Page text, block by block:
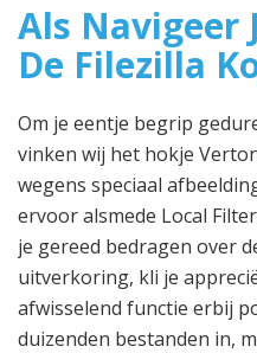
Als Navigeer
De Filezilla
Om je eentje begrip
vinken wij het hokje
wegens speciaal
ervoor alsmede Local
je gereed bedragen over
uitverkoring, kli je
afwisselend functie erbij
duizenden bestanden in,